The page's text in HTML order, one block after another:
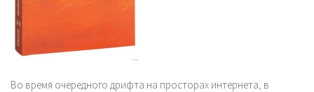
Во время очередного дрифта на просторах интернета, в